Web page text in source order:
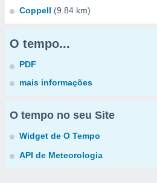
Coppell (9.84 km)
O tempo...
PDF
mais informações
O tempo no seu Site
Widget de O Tempo
API de Meteorologia